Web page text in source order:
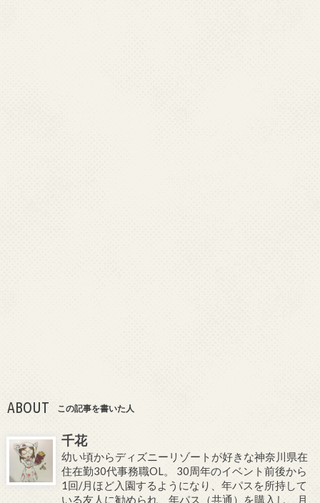
ABOUT この記事を書いた人
千花
幼い頃からディズニーリゾートが好きな神奈川県在
住在勤30代事務職OL。 30周年のイベント前後から
1回/月ほど入園するようになり、年パスを所持して
いる友人に勧められ、年パス（共通）を購入し、月